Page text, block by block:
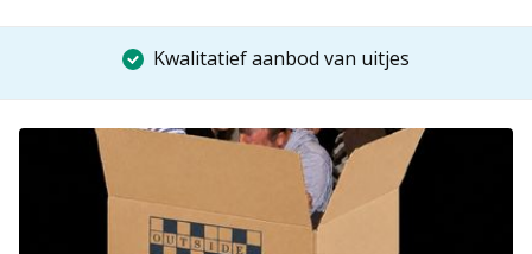
Kwalitatief aanbod van uitjes